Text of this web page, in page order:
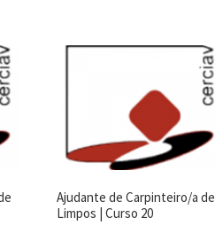
Ajudante de Carpinteiro/a de
Limpos | Curso 20